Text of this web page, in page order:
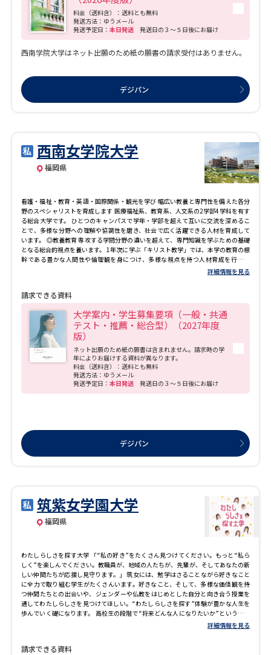
料金（送料含）：送料とも無料
発送方法：ゆうメール
発送予定日： 本日発送 発送日の３～５日後にお届け
西南学院大学はネット出願のため紙の願書の請求受付はありません。
デジパン
西南女学院大学
福岡県
看護・福祉・教育・英語・国際関係・観光を学び 幅広い教養と専門性を備えた各分
野のスペシャリストを育成します 医療福祉系、教育系、人文系の2学部4学科を有す
る総合大学です。 ひとつのキャンパスで学年・学部を超えて互いに交流を深めるこ
とで、多様な分野への理解や協調性を磨き、社会で広く活躍できる人材を育成して
います。 ◎教養教育 専攻する学問分野の違いを超えて、専門知識を学ぶための基礎
となる総合的視点を養います。 1年次に学ぶ「キリスト教学」では、本学の教育の根
幹である豊かな人間性や倫理観を身につけ、多様な視点を持つ人材育成を行いま
す。 女性の社会進出をテーマに「女性と健康」や「キャリア形成支援」では、ジェ
演習や実習を行いながらプロフェッショナルになるための実践力を養います。
詳細情報を見る
請求できる資料
大学案内・学生募集要項（一般・共通
テスト・推薦・総合型）（2027年度
版）
ネット出願のため紙の願書は含まれません。請求時の学
年によりお届けする資料が異なります。
料金（送料含）：送料とも無料
発送方法：ゆうメール
発送予定日： 本日発送 発送日の３～５日後にお届け
デジパン
筑紫女学園大学
福岡県
わたしらしさを探す大学 「“私の好き”をたくさん見つけてください。もっと“私ら
しく”を楽しんでください。教職員が、地域の人たちが、先輩が、そしてあなたの新
しい仲間たちが応援し見守ります。」 筑女には、勉学はさることながら好きなこと
に全力で取り組む学生がたくさんいます。好きなこと、そして、多様な価値観を持
つ仲間たちとの出会いや、ジェンダーや仏教をはじめとした自分と向き合う授業を
通してわたしらしさを見つけてほしい。“わたしらしさを探す”体験が豊かな人生を
歩んでいく礎になります。 高校生の段階で“将来どんな人になりたいか”という質問
に答えられなくても大丈夫。筑女での4年間でその答えを見つけてください。教職
詳細情報を見る
請求できる資料